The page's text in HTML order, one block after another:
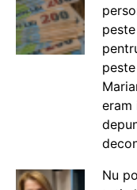
eram
Nu